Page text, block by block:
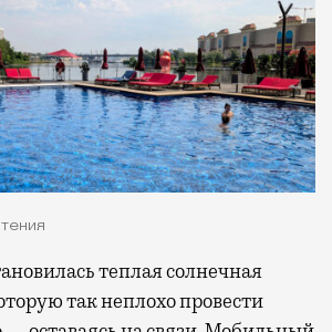
так неплохо провести